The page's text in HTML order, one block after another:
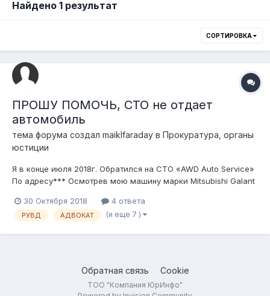
Найдено 1 результат
СОРТИРОВКА
ПРОШУ ПОМОЧЬ, СТО не отдает
автомобиль
тема форума создал maiklfaraday в Прокуратура, органы
юстиции
Я в конце июля 2018г. Обратился на СТО «AWD Auto Service»
По адресу*** Осмотрев мою машину марки Mitsubishi Galant
ремонт, при этом взяв ключи и техпаспорт, якобы для
страховки при проверке со стороны правоохранительных
30 Октября 2018 4 ответа
РУВД АДВОКАТ (и еще 7 )
Обратная связь Cookie
ТОО "Компания ЮрИнфо"